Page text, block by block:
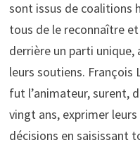
sont issus de coalitions
tous de le reconnaître
derrière un parti
leurs soutiens.
fut l’animateur, surent,
vingt ans, exprimer
décisions en saisissant